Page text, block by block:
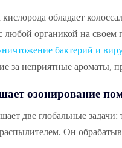
обладает
органикой на своем
бактерий и
за неприятные ароматы,
озонирование
две глобальные
Он